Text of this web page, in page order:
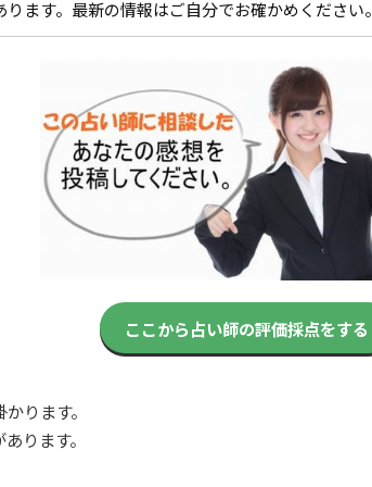
ます。最新の情報はご自分でお確かめください。
ここから占い師の評価採点をする
ります。
ります。